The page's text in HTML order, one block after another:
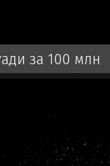
за 100 млн